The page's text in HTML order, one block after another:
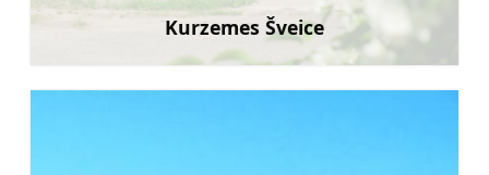
Kurzemes Šveice
Uzzināt vairāk